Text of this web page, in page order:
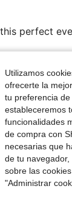
perfect
Ver Más
Utilizamos
ofrecerte la
tu preferencia
estableceremos
funcionalidades
de compra con
necesarias que
de tu
sobre las
"Administrar